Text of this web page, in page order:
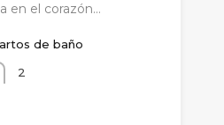
en el corazón…
de baño
2